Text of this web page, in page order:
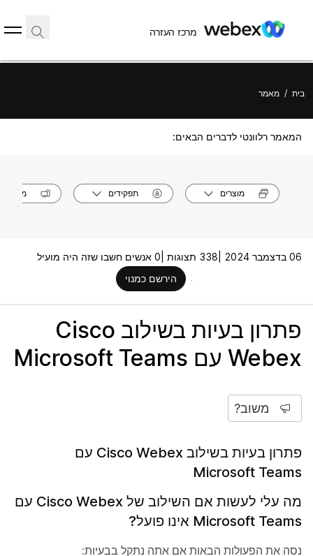
מרכז העזרה
בית / מאמר
המאמר רלוונטי לדברים הבאים:
מוצרים תפקידים
06 בדצמבר 2024 | 338 תצוגות |
0 אנשים חשבו שזה היה מועיל
הירשם כמנוי
פתרון בעיות בשילוב Cisco
Webex עם Microsoft Teams
משוב?
פתרון בעיות בשילוב Cisco Webex עם
Microsoft Teams
מה עלי לעשות אם השילוב של Cisco Webex עם
Microsoft Teams אינו פועל?
נסה את הפעולות הבאות אם אתה נתקל בבעיות: